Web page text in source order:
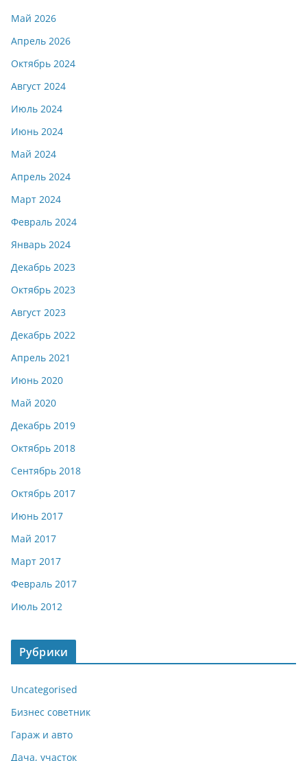
Май 2026
Апрель 2026
Октябрь 2024
Август 2024
Июль 2024
Июнь 2024
Май 2024
Апрель 2024
Март 2024
Февраль 2024
Январь 2024
Декабрь 2023
Октябрь 2023
Август 2023
Декабрь 2022
Апрель 2021
Июнь 2020
Май 2020
Декабрь 2019
Октябрь 2018
Сентябрь 2018
Октябрь 2017
Июнь 2017
Май 2017
Март 2017
Февраль 2017
Июль 2012
Рубрики
Uncategorised
Бизнес советник
Гараж и авто
Дача, участок